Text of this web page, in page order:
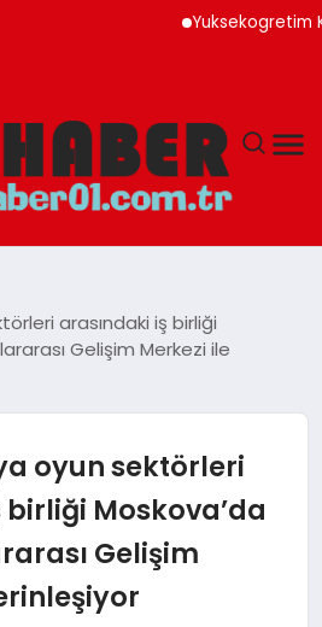
Yuksekogretim
arasındaki iş birliği
Gelişim Merkezi ile
oyun sektörleri
Moskova’da
Gelişim